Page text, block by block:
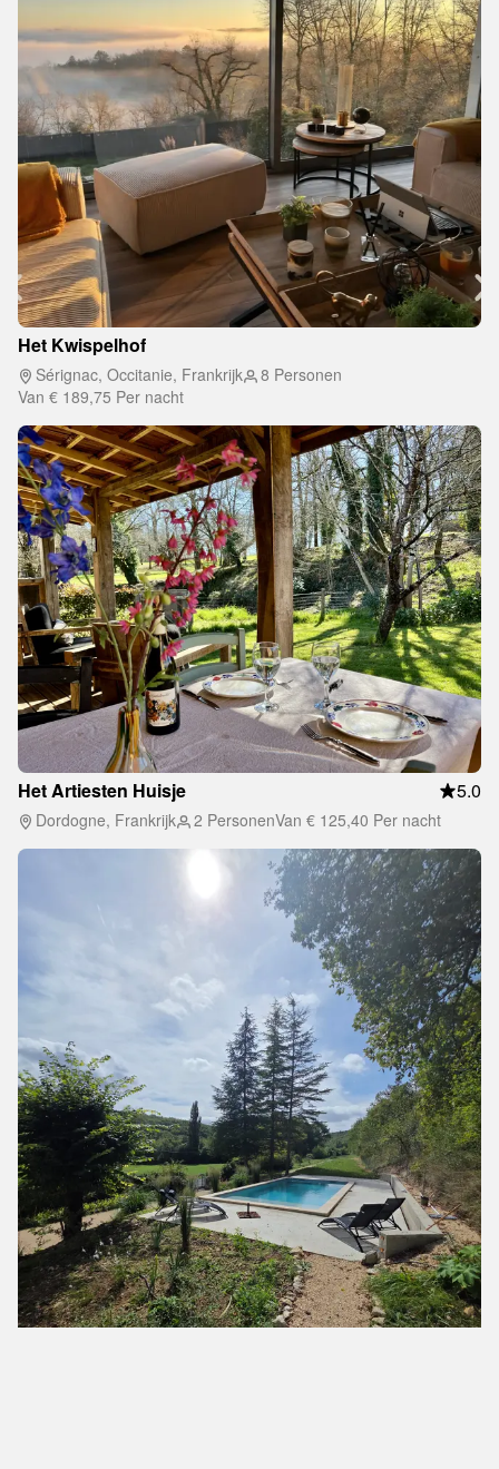
Het Kwispelhof
Sérignac, Occitanie, Frankrijk
8 Personen
Van € 189,75 Per nacht
Het Artiesten Huisje 5.0
Dordogne, Frankrijk 2 PersonenVan € 125,40 Per nacht